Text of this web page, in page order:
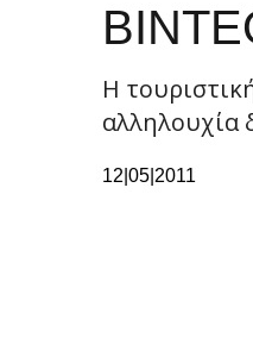
Η
αλληλουχία
12|05|2011